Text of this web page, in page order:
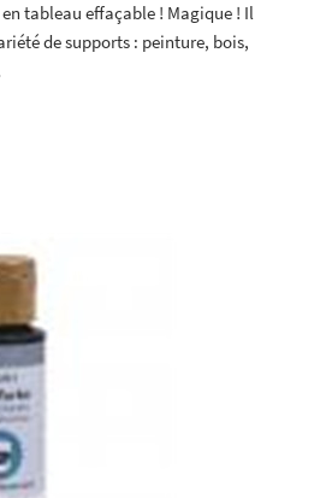
tableau effaçable ! Magique ! Il
de supports : peinture, bois,